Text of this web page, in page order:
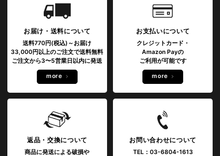
お届け・送料について
送料770円(税込)～お届け
33,000円以上のご注文で送料無料
ご注文から3〜5営業日以内に発送
more
お支払いについて
クレジットカード・
Amazon Payの
ご利用が可能です
more
返品・交換について
商品に発送による破損や
お問い合わせについて
TEL：03-6804-1613